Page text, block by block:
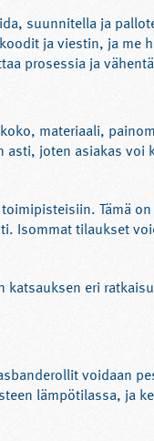
suunnitella ja
ja viestin, ja me
prosessia ja
materiaali,
joten asiakas voi
Tämä
Isommat tilaukset
katsauksen eri
voidaan
lämpötilassa, ja